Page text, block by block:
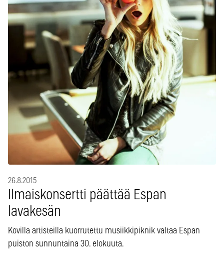
26.8.2015
Ilmaiskonsertti päättää Espan
lavakesän
Kovilla artisteilla kuorrutettu musiikkipiknik valtaa Espan
puiston sunnuntaina 30. elokuuta.